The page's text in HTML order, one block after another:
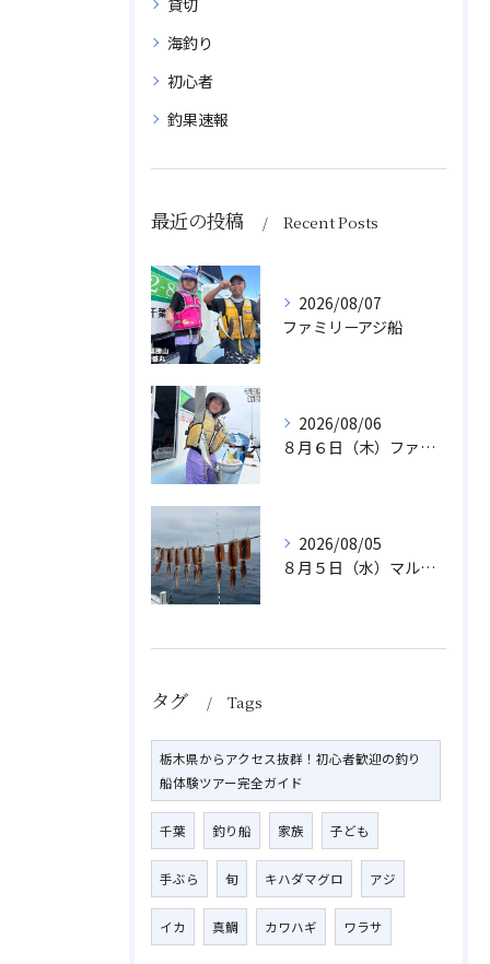
貸切
海釣り
初心者
釣果速報
最近の投稿 Recent Posts
2026/08/07
ファミリーアジ船
2026/08/06
８月６日（木）ファミリフィッシング
2026/08/05
８月５日（水）マルイカ
タグ Tags
栃木県からアクセス抜群！初心者歓迎の釣り
船体験ツアー完全ガイド
千葉 釣り船 家族 子ども
手ぶら 旬 キハダマグロ アジ
イカ 真鯛 カワハギ ワラサ